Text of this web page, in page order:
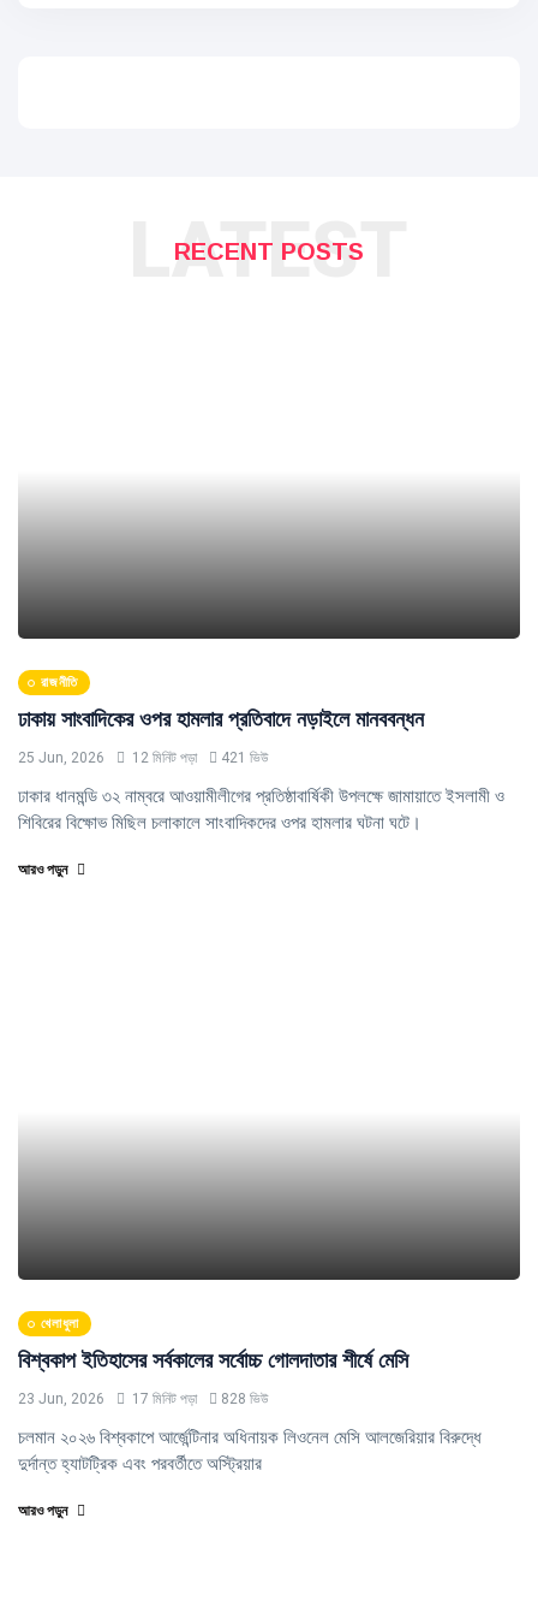
RECENT POSTS
LATEST
রাজনীতি
ঢাকায় সাংবাদিকের ওপর হামলার প্রতিবাদে নড়াইলে মানববন্ধন
25 Jun, 2026 12 মিনিট পড়া 421 ভিউ
ঢাকার ধানমন্ডি ৩২ নাম্বরে আওয়ামীলীগের প্রতিষ্ঠাবার্ষিকী উপলক্ষে জামায়াতে ইসলামী ও
শিবিরের বিক্ষোভ মিছিল চলাকালে সাংবাদিকদের ওপর হামলার ঘটনা ঘটে।
আরও পড়ুন
খেলাধুলা
বিশ্বকাপ ইতিহাসের সর্বকালের সর্বোচ্চ গোলদাতার শীর্ষে মেসি
23 Jun, 2026 17 মিনিট পড়া 828 ভিউ
চলমান ২০২৬ বিশ্বকাপে আর্জেন্টিনার অধিনায়ক লিওনেল মেসি আলজেরিয়ার বিরুদ্ধে
দুর্দান্ত হ্যাটট্রিক এবং পরবর্তীতে অস্ট্রিয়ার
আরও পড়ুন